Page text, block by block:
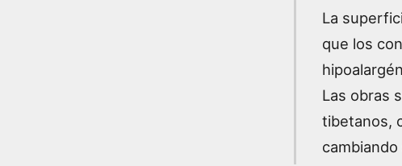
La
que los
Las obras
tibetanos,